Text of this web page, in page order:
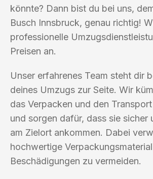
könnte? Dann bist du bei uns,
Busch Innsbruck, genau richtig!
professionelle
Preisen an.
Unser erfahrenes Team steht dir
deines Umzugs zur Seite. Wir
das Verpacken und den
und sorgen dafür, dass sie sicher
am Zielort ankommen. Dabei
hochwertige
Beschädigungen zu vermeiden.